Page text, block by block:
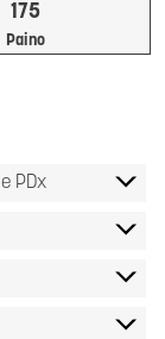
Paino
175
PDx